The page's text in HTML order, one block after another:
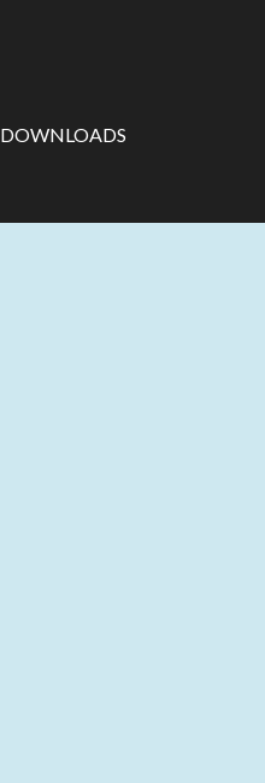
DOWNLOADS